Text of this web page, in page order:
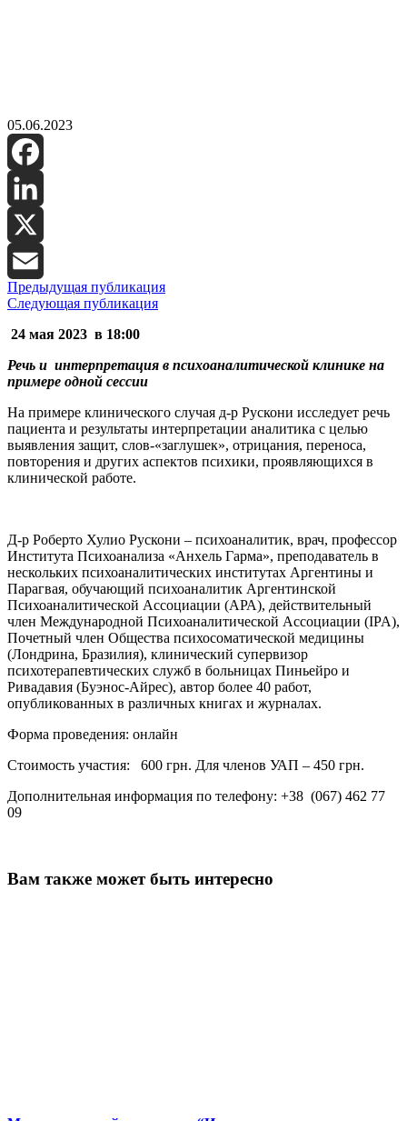
05.06.2023
Facebook
LinkedIn
X
Email
Предыдущая публикация
Следующая публикация
24 мая 2023 в 18:00
Речь и интерпретация в психоаналитической клинике на
примере одной сессии
На примере клинического случая д-р Рускони исследует речь
пациента и результаты интерпретации аналитика с целью
выявления защит, слов-«заглушек», отрицания, переноса,
повторения и других аспектов психики, проявляющихся в
клинической работе.
Д-р Роберто Хулио Рускони – психоаналитик, врач, профессор
Института Психоанализа «Анхель Гарма», преподаватель в
нескольких психоаналитических институтах Аргентины и
Парагвая, обучающий психоаналитик Аргентинской
Психоаналитической Ассоциации (АРА), действительный
член Международной Психоаналитической Ассоциации (IPA),
Почетный член Общества психосоматической медицины
(Лондрина, Бразилия), клинический супервизор
психотерапевтических служб в больницах Пиньейро и
Ривадавия (Буэнос-Айрес), автор более 40 работ,
опубликованных в различных книгах и журналах.
Форма проведения: онлайн
Стоимость участия: 600 грн. Для членов УАП – 450 грн.
Дополнительная информация по телефону: +38 (067) 462 77
09
Вам также может быть интересно